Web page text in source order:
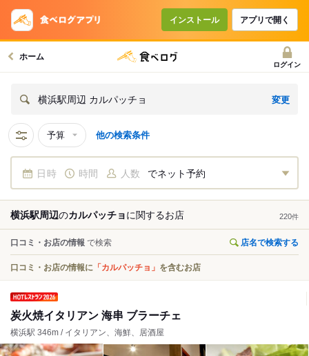
インストール アプリで開く
ホーム
ログイン
横浜駅周辺 カルパッチョ 変更
予算 他の検索条件
日時 時間 人数 でネット予約
横浜駅周辺のカルパッチョに関するお店 220件
口コミ・お店の情報 で検索 店名で検索する
口コミ・お店の情報に 「カルパッチョ」 を含むお店
炭火焼イタリアン 海串 ブラーチェ
横浜駅 346m / イタリアン、海鮮、居酒屋